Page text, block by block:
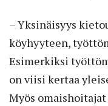
– Yksinäisyys
köyhyyteen,
Esimerkiksi
on viisi kertaa
Myös